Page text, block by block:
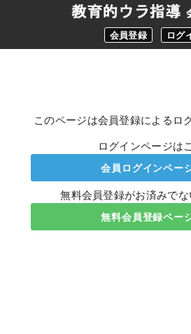
会員登録 ログ
このページは会員登録によるロ
ログインページは
会員ログインペー
無料会員登録がお済みで
無料会員登録ペー